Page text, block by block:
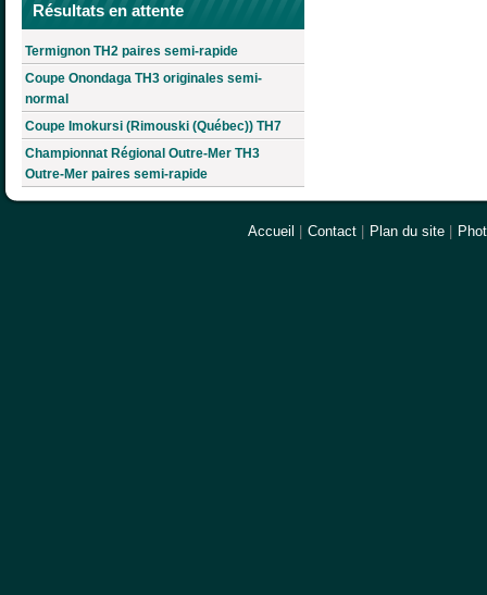
Résultats en attente
Termignon TH2 paires semi-rapide
Coupe Onondaga TH3 originales semi-
normal
Coupe Imokursi (Rimouski (Québec)) TH7
Championnat Régional Outre-Mer TH3
Outre-Mer paires semi-rapide
Accueil | Contact | Plan du site |